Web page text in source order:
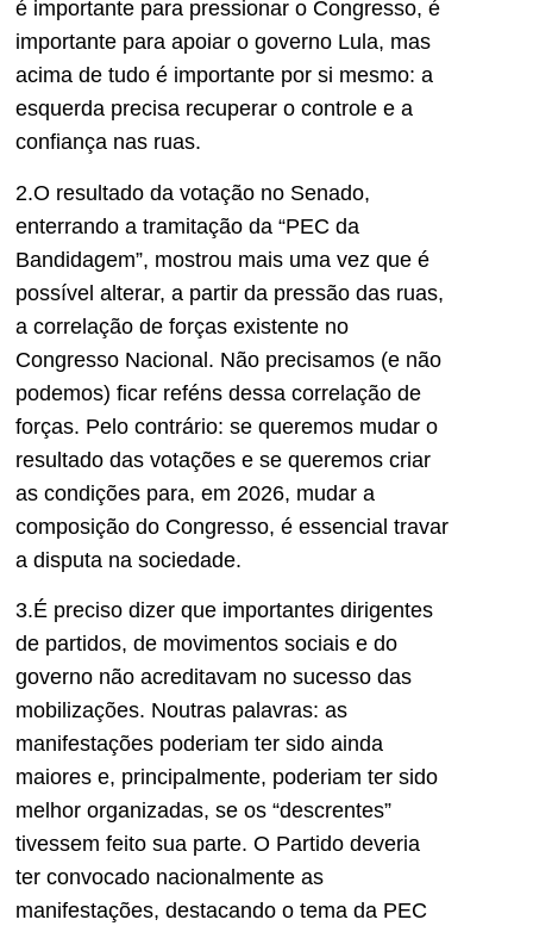
é importante para pressionar o Congresso, é
importante para apoiar o governo Lula, mas
acima de tudo é importante por si mesmo: a
esquerda precisa recuperar o controle e a
confiança nas ruas.
2.O resultado da votação no Senado,
enterrando a tramitação da “PEC da
Bandidagem”, mostrou mais uma vez que é
possível alterar, a partir da pressão das ruas,
a correlação de forças existente no
Congresso Nacional. Não precisamos (e não
podemos) ficar reféns dessa correlação de
forças. Pelo contrário: se queremos mudar o
resultado das votações e se queremos criar
as condições para, em 2026, mudar a
composição do Congresso, é essencial travar
a disputa na sociedade.
3.É preciso dizer que importantes dirigentes
de partidos, de movimentos sociais e do
governo não acreditavam no sucesso das
mobilizações. Noutras palavras: as
manifestações poderiam ter sido ainda
maiores e, principalmente, poderiam ter sido
melhor organizadas, se os “descrentes”
tivessem feito sua parte. O Partido deveria
ter convocado nacionalmente as
manifestações, destacando o tema da PEC